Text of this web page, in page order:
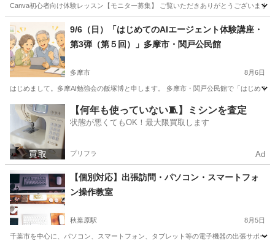
Canva初心者向け体験レッスン【モニター募集】 ご覧いただきありがとうございます
東京 江東区 門前仲町駅 Webデザイナー Canva
9/6（日）「はじめてのAIエージェント体験講座・
第3弾（第５回）」多摩市・関戸公民館
多摩市 8月6日
はじめまして。多摩AI勉強会の飯塚博と申します。 多摩市・関戸公民館で「はじめ
東京 多摩市 その他 公民館
【何年も使っていない🧵】ミシンを査定
状態が悪くてもOK！最大限買取します
プリフラ Ad
【個別対応】出張訪問・パソコン・スマートフォ
ン操作教室
秋葉原駅 8月5日
千葉市を中心に、パソコン、スマートフォン、タブレット等の電子機器の出張サポー